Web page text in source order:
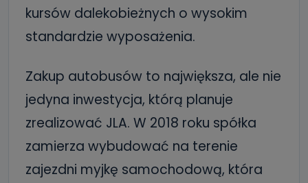
kursów dalekobieżnych o wysokim
standardzie wyposażenia.
Zakup autobusów to największa, ale nie
jedyna inwestycja, którą planuje
zrealizować JLA. W 2018 roku spółka
zamierza wybudować na terenie
zajezdni myjkę samochodową, która